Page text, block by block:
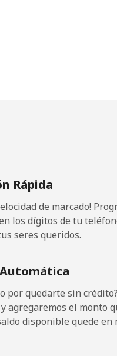
Rápida
de marcado!
los dígitos de tu
seres queridos.
por quedarte sin
agregaremos el monto
disponible quede en